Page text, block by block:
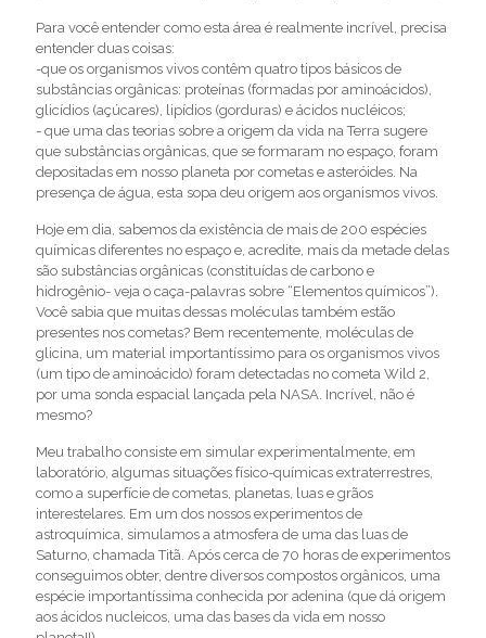
Para você entender como esta área é realmente incrível, precisa
entender duas coisas:
-que os organismos vivos contêm quatro tipos básicos de
substâncias orgânicas: proteínas (formadas por aminoácidos),
glicídios (açúcares), lipídios (gorduras) e ácidos nucléicos;
- que uma das teorias sobre a origem da vida na Terra sugere
que substâncias orgânicas, que se formaram no espaço, foram
depositadas em nosso planeta por cometas e asteróides. Na
presença de água, esta sopa deu origem aos organismos vivos.
Hoje em dia, sabemos da existência de mais de 200 espécies
químicas diferentes no espaço e, acredite, mais da metade delas
são substâncias orgânicas (constituídas de carbono e
hidrogênio- veja o caça-palavras sobre “Elementos químicos”).
Você sabia que muitas dessas moléculas também estão
presentes nos cometas? Bem recentemente, moléculas de
glicina, um material importantíssimo para os organismos vivos
(um tipo de aminoácido) foram detectadas no cometa Wild 2,
por uma sonda espacial lançada pela NASA. Incrível, não é
mesmo?
Meu trabalho consiste em simular experimentalmente, em
laboratório, algumas situações físico-químicas extraterrestres,
como a superfície de cometas, planetas, luas e grãos
interestelares. Em um dos nossos experimentos de
astroquímica, simulamos a atmosfera de uma das luas de
Saturno, chamada Titã. Após cerca de 70 horas de experimentos
conseguimos obter, dentre diversos compostos orgânicos, uma
espécie importantíssima conhecida por adenina (que dá origem
aos ácidos nucleicos, uma das bases da vida em nosso